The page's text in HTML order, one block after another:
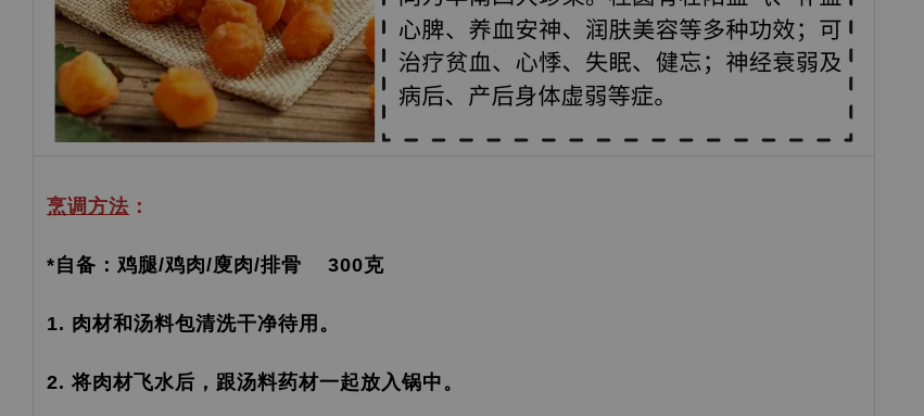
烹调方法 ：
*自备：鸡腿/鸡肉/廋肉/排骨 300克
1. 肉材和汤料包清洗干净待用。
2. 将肉材飞水后，跟汤料药材一起放入锅中。